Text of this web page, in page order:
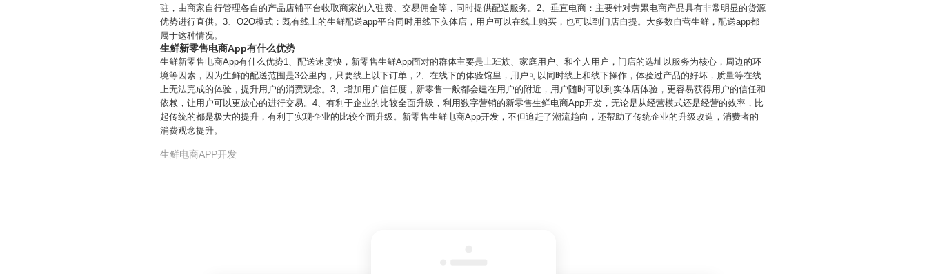
驻，由商家自行管理各自的产品店铺平台收取商家的入驻费、交易佣金等，同时提供配送服务。2、垂直电商：主要针对劳累电商产品具有非常明显的货源
优势进行直供。3、O2O模式：既有线上的生鲜配送app平台同时用线下实体店，用户可以在线上购买，也可以到门店自提。大多数自营生鲜，配送app都
属于这种情况。
生鲜新零售电商App有什么优势
生鲜新零售电商App有什么优势1、配送速度快，新零售生鲜App面对的群体主要是上班族、家庭用户、和个人用户，门店的选址以服务为核心，周边的环
境等因素，因为生鲜的配送范围是3公里内，只要线上以下订单，2、在线下的体验馆里，用户可以同时线上和线下操作，体验过产品的好坏，质量等在线
上无法完成的体验，提升用户的消费观念。3、增加用户信任度，新零售一般都会建在用户的附近，用户随时可以到实体店体验，更容易获得用户的信任和
依赖，让用户可以更放心的进行交易。4、有利于企业的比较全面升级，利用数字营销的新零售生鲜电商App开发，无论是从经营模式还是经营的效率，比
起传统的都是极大的提升，有利于实现企业的比较全面升级。新零售生鲜电商App开发，不但追赶了潮流趋向，还帮助了传统企业的升级改造，消费者的
消费观念提升。
生鲜电商APP开发